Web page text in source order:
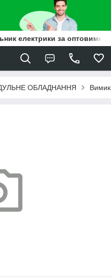
електрики за оптовими
ОБЛАДНАННЯ